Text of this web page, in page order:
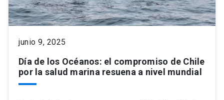
junio 9, 2025
Día de los Océanos: el compromiso de Chile
por la salud marina resuena a nivel mundial